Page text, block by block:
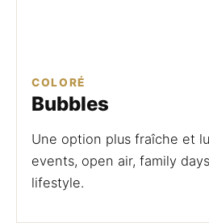
COLORÉ
Bubbles
Une option plus fraîche et
events, open air, family
lifestyle.